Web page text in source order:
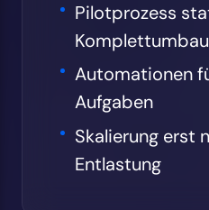
Pilotprozess
Komplettumbau
Automationen
Aufgaben
Skalierung erst
Entlastung